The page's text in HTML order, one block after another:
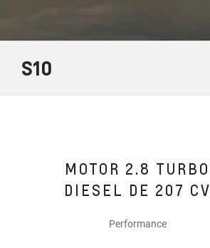
S10
MOTOR 2.8 TURBO
DIESEL DE 207 CV
Performance